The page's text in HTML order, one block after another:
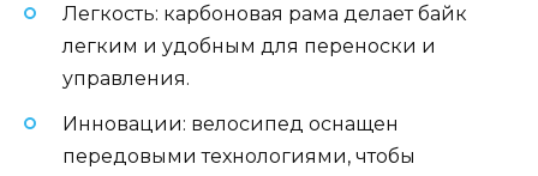
Легкость: карбоновая рама делает байк
легким и удобным для переноски и
управления.
Инновации: велосипед оснащен
передовыми технологиями, чтобы